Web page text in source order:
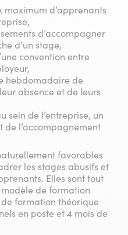
maximum d’apprenants
d’accompagner
d’un stage,
convention entre
hebdomadaire de
absence et de leurs
sein de l’entreprise, un
de l’accompagnement
favorables
les stages abusifs et
Elles sont tout
de formation
formation théorique
en poste et 4 mois de